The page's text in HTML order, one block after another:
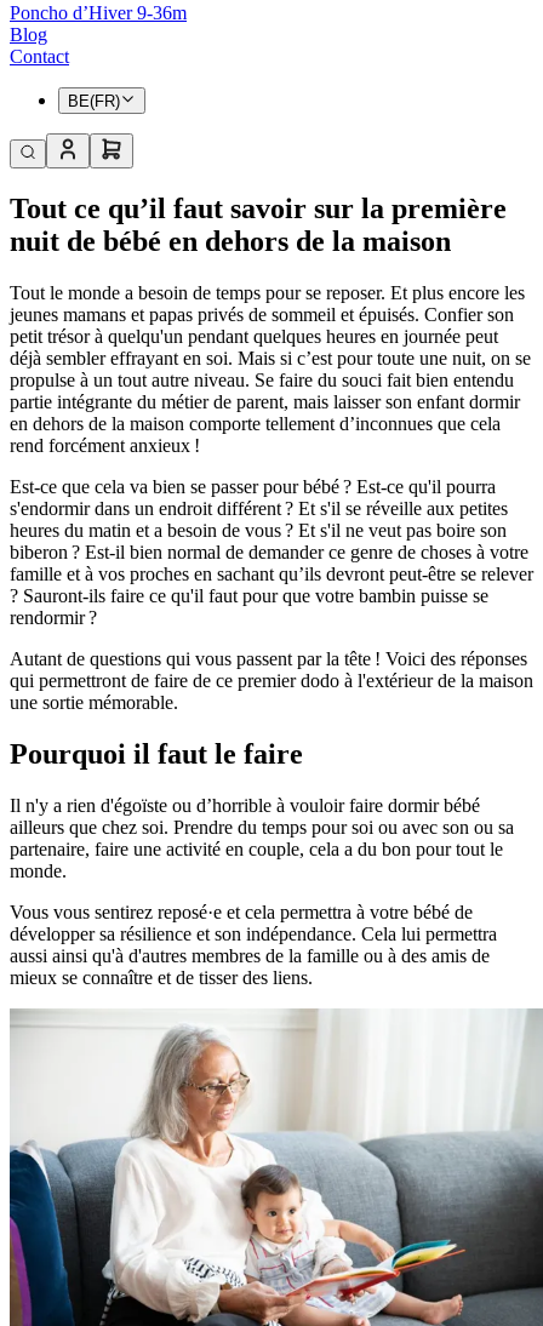
Poncho d’Hiver 9-36m
Blog
Contact
BE(FR)
Tout ce qu’il faut savoir sur la première
nuit de bébé en dehors de la maison
Tout le monde a besoin de temps pour se reposer. Et plus encore les
jeunes mamans et papas privés de sommeil et épuisés. Confier son
petit trésor à quelqu'un pendant quelques heures en journée peut
déjà sembler effrayant en soi. Mais si c’est pour toute une nuit, on se
propulse à un tout autre niveau. Se faire du souci fait bien entendu
partie intégrante du métier de parent, mais laisser son enfant dormir
en dehors de la maison comporte tellement d’inconnues que cela
rend forcément anxieux !
Est-ce que cela va bien se passer pour bébé ? Est-ce qu'il pourra
s'endormir dans un endroit différent ? Et s'il se réveille aux petites
heures du matin et a besoin de vous ? Et s'il ne veut pas boire son
biberon ? Est-il bien normal de demander ce genre de choses à votre
famille et à vos proches en sachant qu’ils devront peut-être se relever
? Sauront-ils faire ce qu'il faut pour que votre bambin puisse se
rendormir ?
Autant de questions qui vous passent par la tête ! Voici des réponses
qui permettront de faire de ce premier dodo à l'extérieur de la maison
une sortie mémorable.
Pourquoi il faut le faire
Il n'y a rien d'égoïste ou d’horrible à vouloir faire dormir bébé
ailleurs que chez soi. Prendre du temps pour soi ou avec son ou sa
partenaire, faire une activité en couple, cela a du bon pour tout le
monde.
Vous vous sentirez reposé·e et cela permettra à votre bébé de
développer sa résilience et son indépendance. Cela lui permettra
aussi ainsi qu'à d'autres membres de la famille ou à des amis de
mieux se connaître et de tisser des liens.